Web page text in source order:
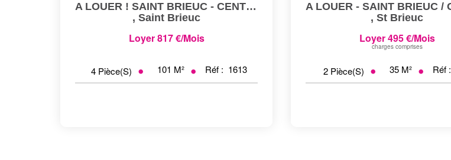
A LOUER ! SAINT BRIEUC - CENTRE - APPARTEMENT T4 De 100m²...
,Saint Brieuc
Loyer 817 €/mois
4 Pièce(s) 101 M² Réf : 1613
,St Brieuc
Loyer 495 €/mois
charges comprises
2 Pièce(s) 35 M² Réf :